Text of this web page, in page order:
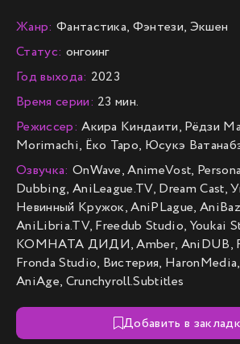
Жанр: Фантастика, Фэнтези, Экшен
Статус: онгоинг
Год выхода: 2023
Время серии: 23 мин.
Режиссер: Акира Киндаити, Рёдзи
Morimachi, Ёко Таро, Юсукэ
Озвучка: OnWave, AnimeVost,
Dubbing, AniLeague.TV, Dream Cast,
Невинный Кружок, AniPLague,
AniLibria.TV, Freedub Studio, Youkai
КОМНАТА ДИДИ, Amber, AniDUB,
Fronda Studio, Вистерия,
AniAge, Crunchyroll.Subtitles
Добавить в